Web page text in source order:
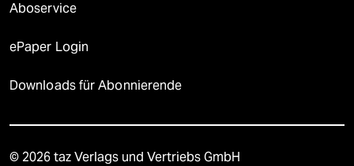
Aboservice
ePaper Login
Downloads für Abonnierende
© 2026 taz Verlags und Vertriebs GmbH